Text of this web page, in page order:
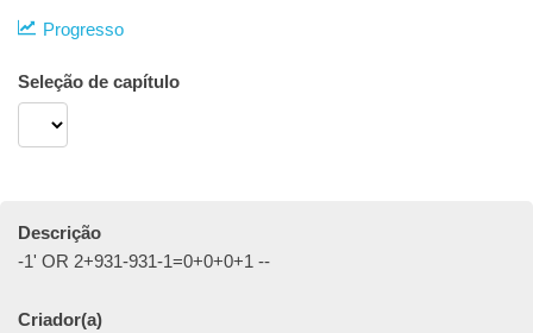
Progresso
Seleção de capítulo
Descrição
-1' OR 2+931-931-1=0+0+0+1 --
Criador(a)